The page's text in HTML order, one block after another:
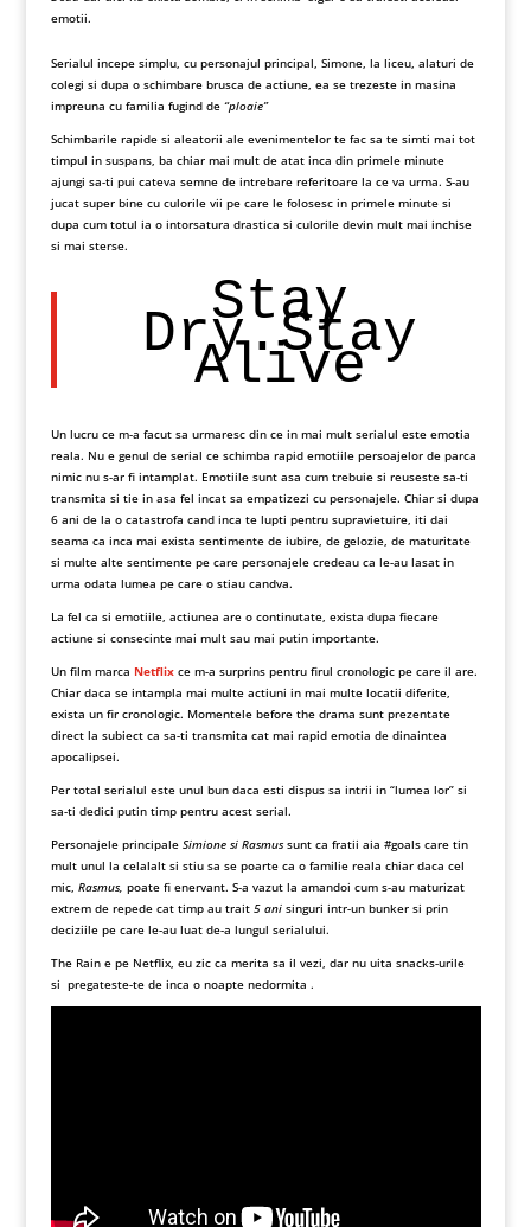
emotii.
Serialul incepe simplu, cu personajul principal, Simone, la liceu, alaturi de
colegi si dupa o schimbare brusca de actiune, ea se trezeste in masina
impreuna cu familia fugind de “ploaie”
Schimbarile rapide si aleatorii ale evenimentelor te fac sa te simti mai tot
timpul in suspans, ba chiar mai mult de atat inca din primele minute
ajungi sa-ti pui cateva semne de intrebare referitoare la ce va urma. S-au
jucat super bine cu culorile vii pe care le folosesc in primele minute si
dupa cum totul ia o intorsatura drastica si culorile devin mult mai inchise
si mai sterse.
Stay
Dry.Stay
Alive
Un lucru ce m-a facut sa urmaresc din ce in mai mult serialul este emotia
reala. Nu e genul de serial ce schimba rapid emotiile persoajelor de parca
nimic nu s-ar fi intamplat. Emotiile sunt asa cum trebuie si reuseste sa-ti
transmita si tie in asa fel incat sa empatizezi cu personajele. Chiar si dupa
6 ani de la o catastrofa cand inca te lupti pentru supravietuire, iti dai
seama ca inca mai exista sentimente de iubire, de gelozie, de maturitate
si multe alte sentimente pe care personajele credeau ca le-au lasat in
urma odata lumea pe care o stiau candva.
La fel ca si emotiile, actiunea are o continutate, exista dupa fiecare
actiune si consecinte mai mult sau mai putin importante.
Un film marca Netflixce m-a surprins pentru firul cronologic pe care il are.
Chiar daca se intampla mai multe actiuni in mai multe locatii diferite,
exista un fir cronologic. Momentele before the drama sunt prezentate
direct la subiect ca sa-ti transmita cat mai rapid emotia de dinaintea
apocalipsei.
Per total serialul este unul bun daca esti dispus sa intrii in “lumea lor” si
sa-ti dedici putin timp pentru acest serial.
Personajele principale Simione si Rasmussunt ca fratii aia #goals care tin
mult unul la celalalt si stiu sa se poarte ca o familie reala chiar daca cel
mic, Rasmus, poate fi enervant. S-a vazut la amandoi cum s-au maturizat
extrem de repede cat timp au trait5 anisinguri intr-un bunker si prin
deciziile pe care le-au luat de-a lungul serialului.
The Rain e pe Netflix, eu zic ca merita sa il vezi, dar nu uita snacks-urile
si pregateste-te de inca o noapte nedormita .